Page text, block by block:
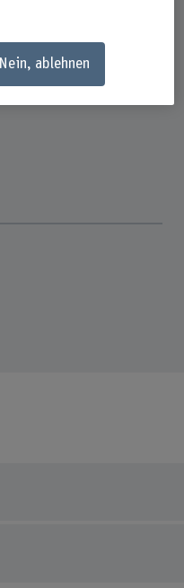
Nein, ablehnen